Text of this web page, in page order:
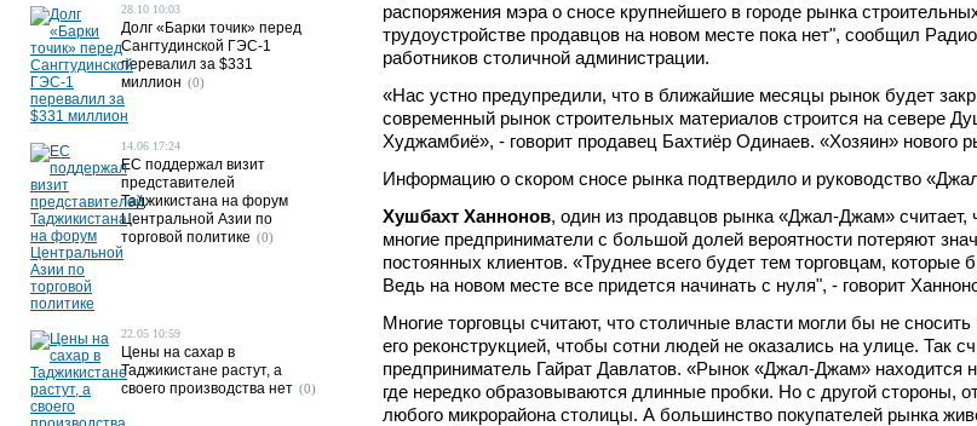
распоряжения мэра о сносе крупнейшего в городе рынка
трудоустройстве продавцов на новом месте пока нет", сообщил
работников столичной администрации.
«Нас устно предупредили, что в ближайшие месяцы рынок будет
современный рынок строительных материалов строится на севере
Худжамбиё», - говорит продавец Бахтиёр Одинаев. «Хозяин» нового
Информацию о скором сносе рынка подтвердило и руководство
Хушбахт Ханнонов, один из продавцов рынка «Джал-Джам» считает,
многие предприниматели с большой долей вероятности потеряют
постоянных клиентов. «Труднее всего будет тем торговцам, которые
Ведь на новом месте все придется начинать с нуля", - говорит
Многие торговцы считают, что столичные власти могли бы не
его реконструкцией, чтобы сотни людей не оказались на улице. Так
предприниматель Гайрат Давлатов. «Рынок «Джал-Джам» находится
где нередко образовываются длинные пробки. Но с другой стороны,
любого микрорайона столицы. А большинство покупателей рынка
28.10 10:03
Долг «Барки точик» перед
Сангтудинской ГЭС-1
перевалил за $331
миллион (0)
14.06 17:24
ЕС поддержал визит
представителей
Таджикистана на форум
Центральной Азии по
торговой политике (0)
22.05 10:59
Цены на сахар в
Таджикистане растут, а
своего производства нет (0)